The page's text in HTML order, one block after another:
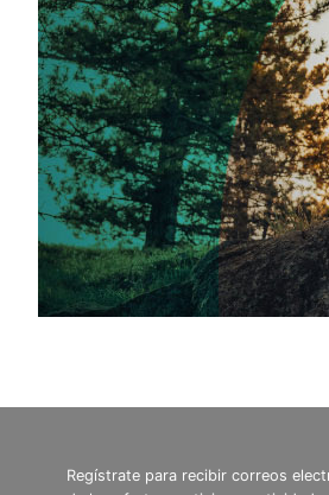
Regístrate para recibir correos